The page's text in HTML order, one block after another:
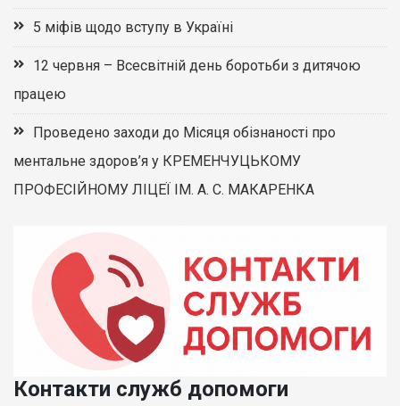
5 міфів щодо вступу в Україні
12 червня – Всесвітній день боротьби з дитячою
працею
Проведено заходи до Місяця обізнаності про
ментальне здоров’я у КРЕМЕНЧУЦЬКОМУ
ПРОФЕСІЙНОМУ ЛІЦЕЇ ІМ. А. С. МАКАРЕНКА
Контакти служб допомоги